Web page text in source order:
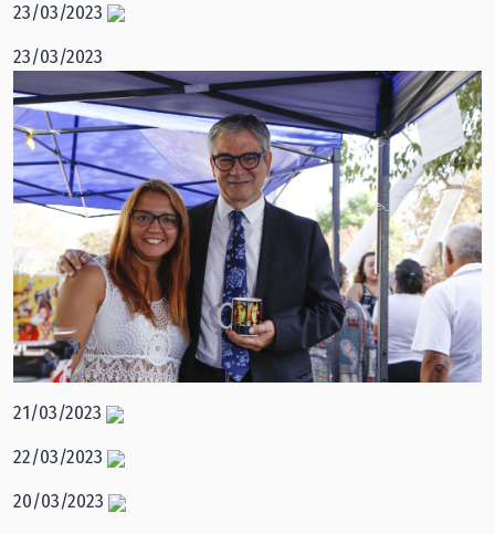
23/03/2023
23/03/2023
21/03/2023
22/03/2023
20/03/2023